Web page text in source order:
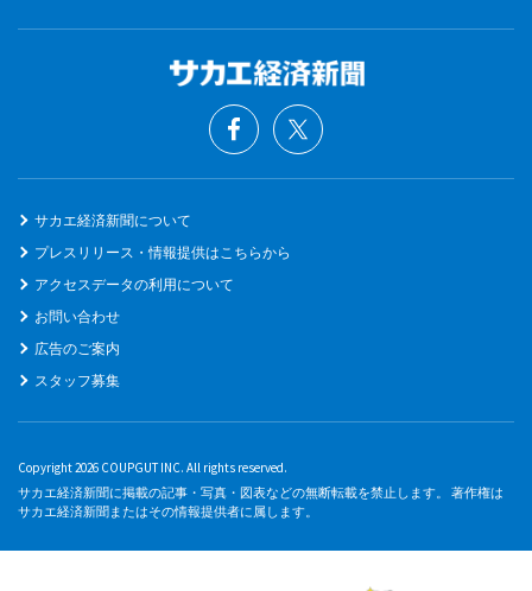
サカエ経済新聞について
プレスリリース・情報提供はこちらから
アクセスデータの利用について
お問い合わせ
広告のご案内
スタッフ募集
Copyright 2026 COUPGUT INC. All rights reserved.
サカエ経済新聞に掲載の記事・写真・図表などの無断転載を禁止します。 著作権は
サカエ経済新聞またはその情報提供者に属します。